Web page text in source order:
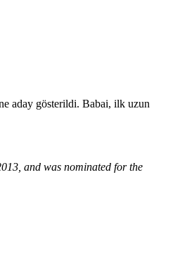
aday gösterildi. Babai, ilk uzun
and was nominated for the